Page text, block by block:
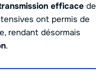
efficace de
ont permis de
rendant désormais
.